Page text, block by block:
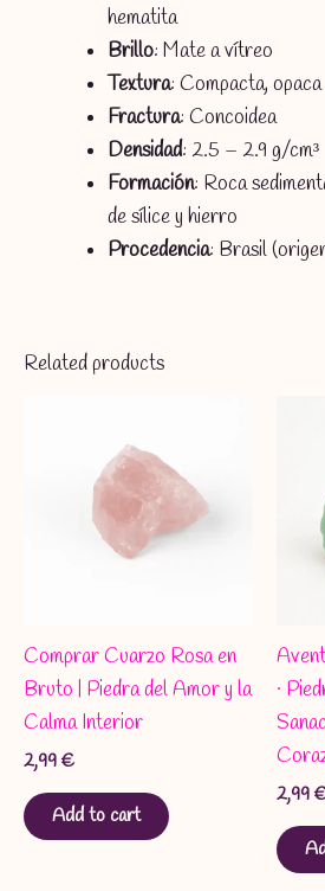
hematita
Brillo: Mate a vítreo
Textura: Compacta, opaca
Fractura: Concoidea
Densidad: 2.5 – 2.9 g/cm³
Formación: Roca
de sílice y hierro
Procedencia: Brasil
Related products
Comprar Cuarzo Rosa en
Bruto | Piedra del Amor y la
Calma Interior
2,99 €
Add to cart
·
2,99